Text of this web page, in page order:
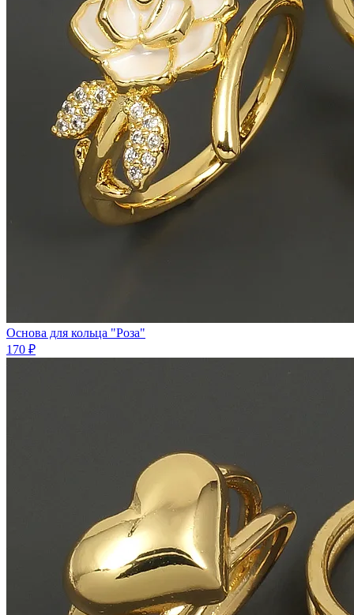
Основа для кольца "Роза"
170 ₽